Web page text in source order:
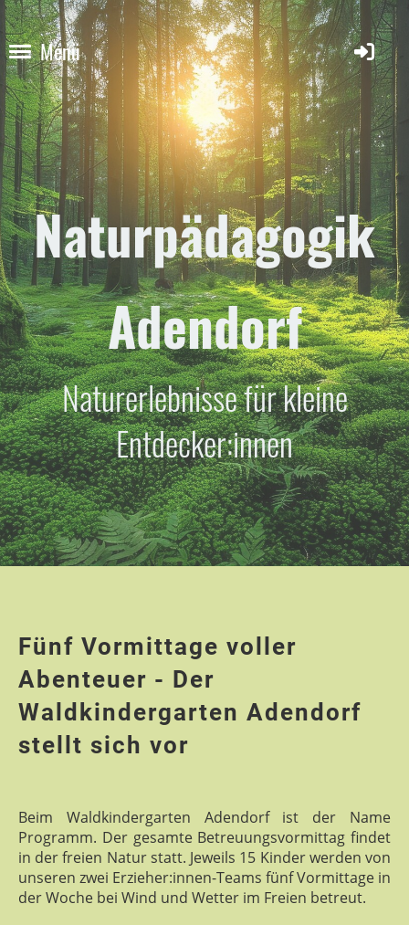
Menü
Naturpädagogik
Adendorf
Naturerlebnisse für kleine
Entdecker:innen
Fünf Vormittage voller
Abenteuer - Der
Waldkindergarten Adendorf
stellt sich vor
Beim Waldkindergarten Adendorf ist der Name
Programm. Der gesamte Betreuungsvormittag findet
in der freien Natur statt. Jeweils 15 Kinder werden von
unseren zwei Erzieher:innen-Teams fünf Vormittage in
der Woche bei Wind und Wetter im Freien betreut.